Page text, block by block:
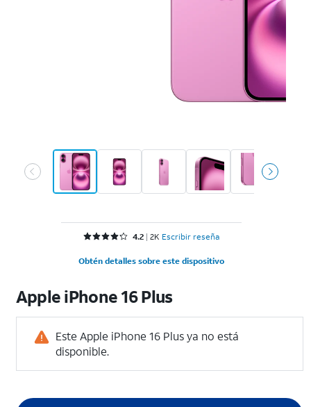
Calificación 4.2 de 5 estrellas with 2076 reviews
4.2 2K Escribir reseña
Obtén detalles sobre este dispositivo
Apple iPhone 16 Plus
Este Apple iPhone 16 Plus ya no está
disponible.